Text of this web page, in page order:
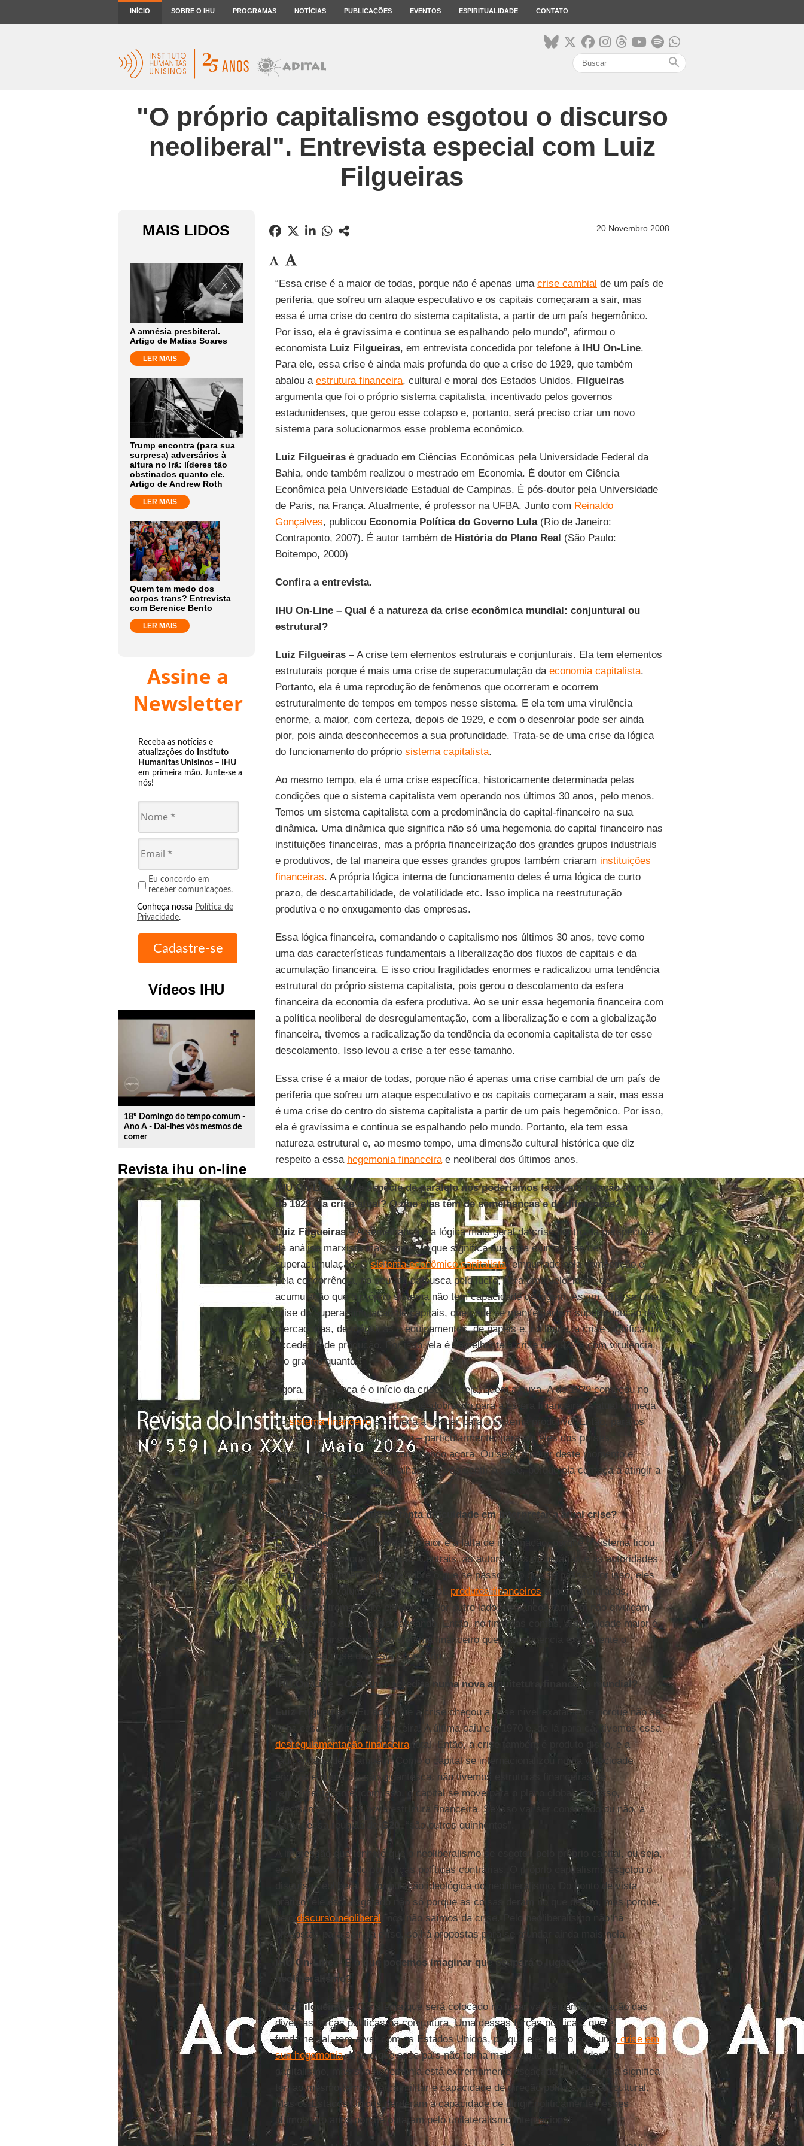
INÍCIO SOBRE O IHU PROGRAMAS NOTÍCIAS PUBLICAÇÕES EVENTOS ESPIRITUALIDADE CONTATO
search
"O próprio capitalismo esgotou o discurso
neoliberal". Entrevista especial com Luiz
Filgueiras
MAIS LIDOS
A amnésia presbiteral.
Artigo de Matias Soares
LER MAIS
Trump encontra (para sua
surpresa) adversários à
altura no Irã: líderes tão
obstinados quanto ele.
Artigo de Andrew Roth
LER MAIS
Quem tem medo dos
corpos trans? Entrevista
com Berenice Bento
LER MAIS
Assine a
Newsletter
Receba as notícias e
atualizações do Instituto
Humanitas Unisinos – IHU
em primeira mão. Junte-se a
nós!
Eu concordo em
receber comunicações.
Conheça nossa Política de
Privacidade.
Vídeos IHU
play_circle_outline
18º Domingo do tempo comum -
Ano A - Dai-lhes vós mesmos de
comer
Revista ihu on-line
20 Novembro 2008
“Essa crise é a maior de todas, porque não é apenas uma crise cambial de um país de
periferia, que sofreu um ataque especulativo e os capitais começaram a sair, mas
essa é uma crise do centro do sistema capitalista, a partir de um país hegemônico.
Por isso, ela é gravíssima e continua se espalhando pelo mundo”, afirmou o
economista Luiz Filgueiras, em entrevista concedida por telefone à IHU On-Line.
Para ele, essa crise é ainda mais profunda do que a crise de 1929, que também
abalou a estrutura financeira, cultural e moral dos Estados Unidos. Filgueiras
argumenta que foi o próprio sistema capitalista, incentivado pelos governos
estadunidenses, que gerou esse colapso e, portanto, será preciso criar um novo
sistema para solucionarmos esse problema econômico.
Luiz Filgueirasé graduado em Ciências Econômicas pela Universidade Federal da
Bahia, onde também realizou o mestrado em Economia. É doutor em Ciência
Econômica pela Universidade Estadual de Campinas. É pós-doutor pela Universidade
de Paris, na França. Atualmente, é professor na UFBA. Junto com Reinaldo
Gonçalves, publicou Economia Política do Governo Lula(Rio de Janeiro:
Contraponto, 2007). É autor também de História do Plano Real (São Paulo:
Boitempo, 2000)
Confira a entrevista.
IHU On-Line – Qual é a natureza da crise econômica mundial: conjuntural ou
estrutural?
Luiz Filgueiras –A crise tem elementos estruturais e conjunturais. Ela tem elementos
estruturais porque é mais uma crise de superacumulação da economia capitalista.
Portanto, ela é uma reprodução de fenômenos que ocorreram e ocorrem
estruturalmente de tempos em tempos nesse sistema. E ela tem uma virulência
enorme, a maior, com certeza, depois de 1929, e com o desenrolar pode ser ainda
pior, pois ainda desconhecemos a sua profundidade. Trata-se de uma crise da lógica
do funcionamento do próprio sistema capitalista.
Ao mesmo tempo, ela é uma crise específica, historicamente determinada pelas
condições que o sistema capitalista vem operando nos últimos 30 anos, pelo menos.
Temos um sistema capitalista com a predominância do capital-financeiro na sua
dinâmica. Uma dinâmica que significa não só uma hegemonia do capital financeiro nas
instituições financeiras, mas a própria financeirização dos grandes grupos industriais
e produtivos, de tal maneira que esses grandes grupos também criaram instituições
financeiras. A própria lógica interna de funcionamento deles é uma lógica de curto
prazo, de descartabilidade, de volatilidade etc. Isso implica na reestruturação
produtiva e no enxugamento das empresas.
Essa lógica financeira, comandando o capitalismo nos últimos 30 anos, teve como
uma das características fundamentais a liberalização dos fluxos de capitais e da
acumulação financeira. E isso criou fragilidades enormes e radicalizou uma tendência
estrutural do próprio sistema capitalista, pois gerou o descolamento da esfera
financeira da economia da esfera produtiva. Ao se unir essa hegemonia financeira com
a política neoliberal de desregulamentação, com a liberalização e com a globalização
financeira, tivemos a radicalização da tendência da economia capitalista de ter esse
descolamento. Isso levou a crise a ter esse tamanho.
Essa crise é a maior de todas, porque não é apenas uma crise cambial de um país de
periferia que sofreu um ataque especulativo e os capitais começaram a sair, mas essa
é uma crise do centro do sistema capitalista a partir de um país hegemônico. Por isso,
ela é gravíssima e continua se espalhando pelo mundo. Portanto, ela tem essa
natureza estrutural e, ao mesmo tempo, uma dimensão cultural histórica que diz
respeito a essa hegemonia financeirae neoliberal dos últimos anos.
IHU On-Line – Que espécie de paralelo nós poderíamos fazer em relação à crise
de 1929 e a crise atual? O que elas têm de semelhanças e de diferenças?
Luiz Filgueiras –A semelhança é a lógica mais geral da crise dentro da perspectiva
da análise marxista mais ampla, o que significa que esta é uma crise de
superacumulação. Osistema econômico capitalista, empurrado pela competição e
pela concorrência, no seu afã da busca pelo lucro, gera uma velocidade de
acumulação que o próprio sistema não tem capacidade de digerir. Assim, cria-se uma
crise de superacumulação de capitais, que pode se manifestar em superprodução de
mercadorias, de máquinas e equipamentos, de papéis e, no limite, a crise significa um
excedente de produção. Por isso, ela é semelhante à crise de 1929 e com virulência
tão grande quanto.
Agora, a diferença é o início da crise, ou seja, quem a puxa. A de 1929 começou no
sistema produtivo e acabou se desdobrando para a esfera financeira. A atual começa
nosistema financeiroe começa a descer para o sistema produtivo. Então, para os
trabalhadores do mundo inteiro – particularmente, para aqueles dos países
emergentes – a crise está começando agora. Ou seja, a partir deste momento e
durante 2009, é que os trabalhadores vão sentir a crise, porque ela começa a atingir a
produção.
IHU On-Line – Por que há tanta dificuldade em interpretar a atual crise?
Luiz Filgueiras – A dificuldade maior é a falta de informação, porque o sistema ficou
tão desregulado que os Bancos Centrais, as autoridades monetárias e as autoridades
de governo não têm controle sobre o que se passou e o que se passa. Por isso, eles
não sabem o volume de derivativos de produtos financeiros superestruturados,
produtos extremamente enrolados. Por outro lado, os bancos também não divulgam
exatamente o que está se passando. Então, no final das contas, a dificuldade maior é
a falta de transparência do sistema financeiro que não evidencia exatamente o
tamanho da crise que está ocorrendo.
IHU On-Line – O senhor acredita numa nova arquitetura financeira mundial?
Luiz Filgueiras –Eu acho que a crise chegou a esse nível exatamente porque não se
tinha essa arquitetura financeira. A última caiu em 1970 e, de lá para cá, tivemos essa
desregulamentação financeiratotal. Então, a crise também é produto disso, e a
radicalidade dela também. Como o capital se internacionalizou numa velocidade
enorme e numa difusão gigantesca, não tivemos estruturas financeiras de
regulamentação e, com isso, o capital se move para o plano global. Por isso,
precisamos de uma nova estrutura financeira. Se isso vai ser construído ou não, a
partir dessa reunião doG20 , “são outros quinhentos”.
A impressão que tenho é que o neoliberalismo se esgotou pelo próprio capital, ou seja,
ele não foi derrotado por forças políticas contrárias. O próprio capitalismo esgotou o
discurso neoliberal, a formulação ideológica do neoliberalismo. Do ponto de vista
prático, ele está esgotado não só porque as coisas deram no que deram, mas porque,
pelodiscurso neoliberal , nós não saímos da crise. Pelo neoliberalismo não há
propostas para sair da crise, só há propostas para se afundar ainda mais nela.
IHU On-Line – E o que podemos imaginar que ocupará o lugar do
neoliberalismo?
Luiz Filgueiras – O sistema que será colocado no lugar vai demandar da ação das
diversas forças políticas na conjuntura. Uma dessas forças políticas, que é
fundamental, tem a ver com os Estados Unidos, porque eles estão com umacrise em
sua hegemonia. Não é que esse país não tenha mais capacidade de liderar o
capitalismo, mas sua hegemonia está extremamente esgaçada. A hegemonia significa
ter, ao mesmo tempo, força militar e capacidade de direção política, moral, cultural.
Mas os Estados Unidos perderam a capacidade de dirigir politicamente nesses
últimos oito anos porque optaram pelo unilateralismo internacional.